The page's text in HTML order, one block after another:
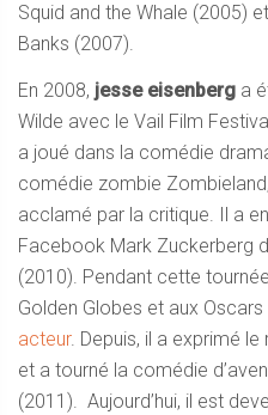
Squid and the Whale (2005)
Banks (2007).
En 2008, jesse eisenberg a
Wilde avec le Vail Film
a joué dans la comédie
comédie zombie
acclamé par la critique. Il a
Facebook Mark Zuckerberg
(2010). Pendant cette
Golden Globes et aux
acteur. Depuis, il a exprimé
et a tourné la comédie
(2011). Aujourd’hui, il est